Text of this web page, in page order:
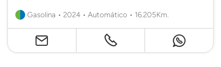
Gasolina • 2024 • Automático • 16.205Km.